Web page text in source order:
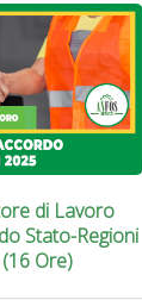
di Lavoro
Stato-Regioni
Ore)